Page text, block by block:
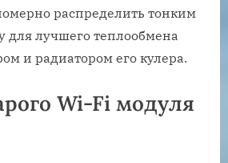
распределить тонким
для лучшего теплообмена
и радиатором его кулера.
Wi-Fi модуля